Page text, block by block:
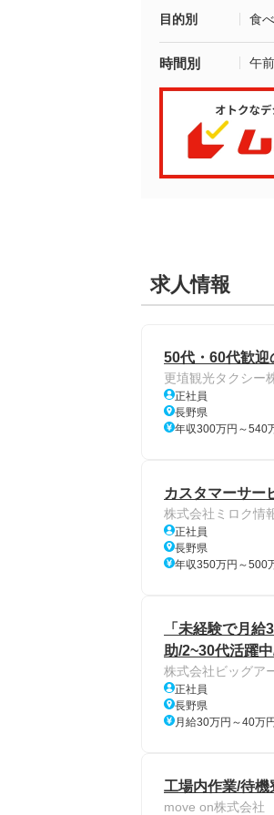
目的別 食
時間別 午
求人情報
50代・60代歓迎
更埴観光タクシー
正社員
長野県
年収300万円～540
カスタマーサー
株式会社ミロク情
正社員
長野県
年収350万円～500
「未経験で月
助/2~30代活躍
株式会社ビッグア
正社員
長野県
月給30万円～40万円
工場内作業/待
move on株式会社